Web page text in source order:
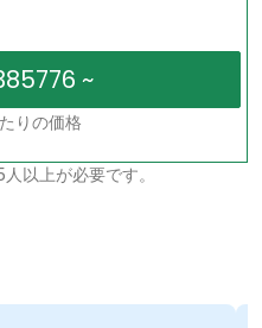
りの価格
以上が必要です。